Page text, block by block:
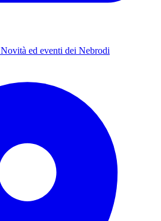
Novità ed eventi dei Nebrodi